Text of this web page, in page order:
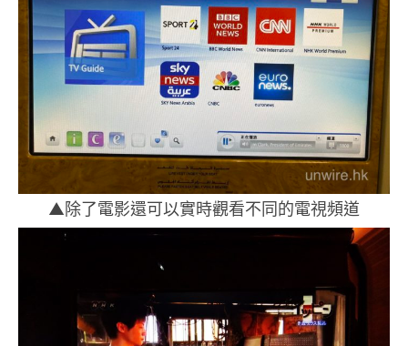
▲除了電影還可以實時觀看不同的電視頻道